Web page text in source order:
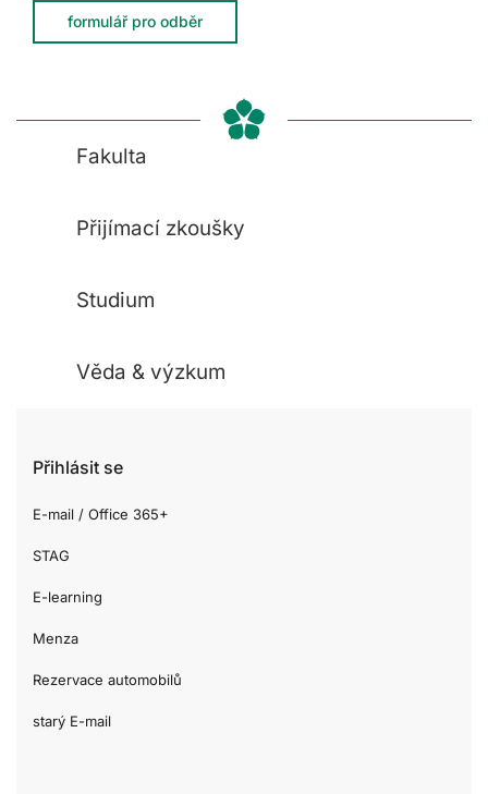
formulář pro odběr
Fakulta
Přijímací zkoušky
Studium
Věda & výzkum
Přihlásit se
E-mail / Office 365+
STAG
E-learning
Menza
Rezervace automobilů
starý E-mail